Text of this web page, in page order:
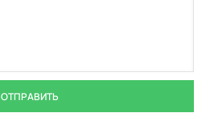
ОТПРАВИТЬ